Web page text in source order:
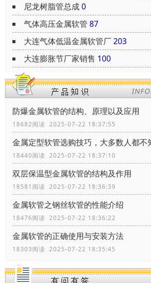
尼龙树脂管总成0
气体高压金属软管 87
大连气体低温金属软管厂203
大连膨胀节厂家销售 100
防爆金属软管的结构、原理以及应用
18682阅读 2025-07-22 18:37:55
金属定型软管选购技巧，大多数人都不
18440阅读 2025-07-22 18:37:10
双层保温型金属软管的结构及作用
18581阅读 2025-07-22 18:36:39
金属软管之钢丝软管的性能介绍
18476阅读 2025-07-22 18:36:22
金属软管的正确使用与安装方法
18303阅读 2025-07-22 18:35:45